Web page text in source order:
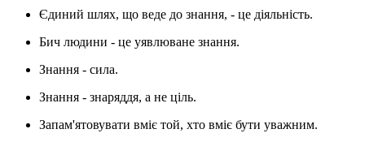
Єдиний шлях, що веде до знання, - це діяльність.
Бич людини - це уявлюване знання.
Знання - сила.
Знання - знаряддя, а не ціль.
Запам'ятовувати вміє той, хто вміє бути уважним.